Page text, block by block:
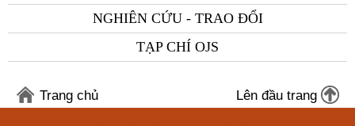
NGHIÊN CỨU - TRAO ĐỔI
TẠP CHÍ OJS
Trang chủ Lên đầu trang